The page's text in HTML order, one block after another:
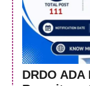
DRDO